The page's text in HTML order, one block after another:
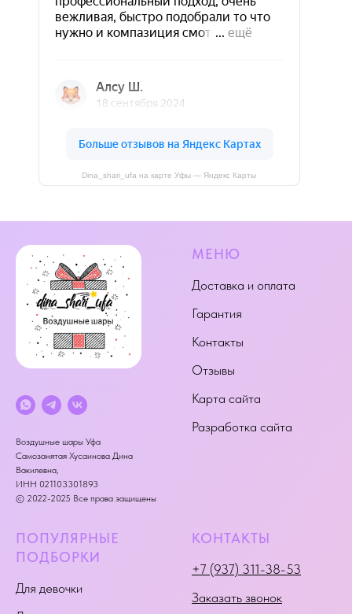
Dina_shari_ufa на карте Уфы — Яндекс Карты
Воздушные шары Уфа
Самозанятая Хусаинова Дина
Вакилевна,
ИНН 021103301893
© 2022-2025 Все права защищены
МЕНЮ
Доставка и оплата
Гарантия
Контакты
Отзывы
Карта сайта
Разработка сайта
ПОПУЛЯРНЫЕ
ПОДБОРКИ
Для девочки
КОНТАКТЫ
+7 (937) 311-38-53
Заказать звонок